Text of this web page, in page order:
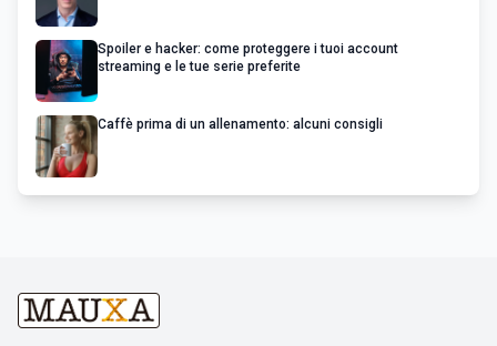
Spoiler e hacker: come proteggere i tuoi account
streaming e le tue serie preferite
Caffè prima di un allenamento: alcuni consigli